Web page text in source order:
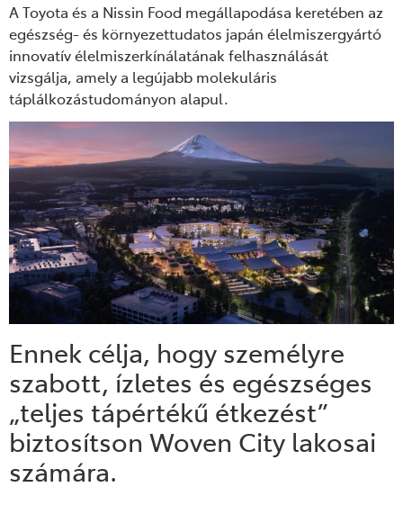
A Toyota és a Nissin Food megállapodása keretében az
egészség- és környezettudatos japán élelmiszergyártó
innovatív élelmiszerkínálatának felhasználását
vizsgálja, amely a legújabb molekuláris
táplálkozástudományon alapul.
Ennek célja, hogy személyre
szabott, ízletes és egészséges
„teljes tápértékű étkezést”
biztosítson Woven City lakosai
számára.